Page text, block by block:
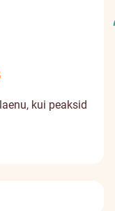
kui peaksid